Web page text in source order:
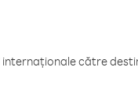
către